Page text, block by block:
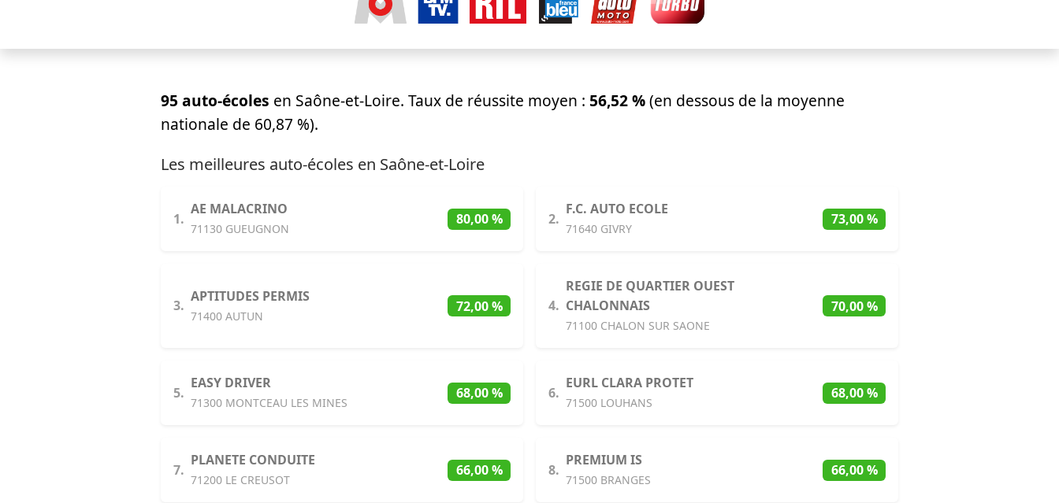
95 auto-écoles en Saône-et-Loire. Taux de réussite moyen : 56,52 %(en dessous de la moyenne
nationale de 60,87 %).
Les meilleures auto-écoles en Saône-et-Loire
1.
AE MALACRINO
71130 GUEUGNON
80,00 % 2.
F.C. AUTO ECOLE
71640 GIVRY
73,00 %
3.
APTITUDES PERMIS
71400 AUTUN
72,00 % 4.
REGIE DE QUARTIER OUEST
CHALONNAIS
71100 CHALON SUR SAONE
70,00 %
5.
EASY DRIVER
71300 MONTCEAU LES MINES
68,00 % 6.
EURL CLARA PROTET
71500 LOUHANS
68,00 %
7.
PLANETE CONDUITE
71200 LE CREUSOT
66,00 % 8.
PREMIUM IS
71500 BRANGES
66,00 %